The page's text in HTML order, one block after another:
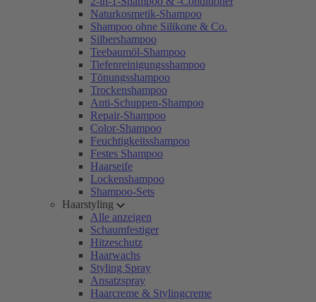
Naturkosmetik-Shampoo
Shampoo ohne Silikone & Co.
Silbershampoo
Teebaumöl-Shampoo
Tiefenreinigungsshampoo
Tönungsshampoo
Trockenshampoo
Anti-Schuppen-Shampoo
Repair-Shampoo
Color-Shampoo
Feuchtigkeitsshampoo
Festes Shampoo
Haarseife
Lockenshampoo
Shampoo-Sets
Haarstyling
Alle anzeigen
Schaumfestiger
Hitzeschutz
Haarwachs
Styling Spray
Ansatzspray
Haarcreme & Stylingcreme